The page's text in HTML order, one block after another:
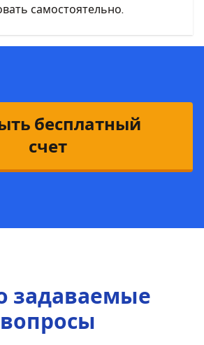
самостоятельно.
бесплатный
счет
задаваемые
вопросы